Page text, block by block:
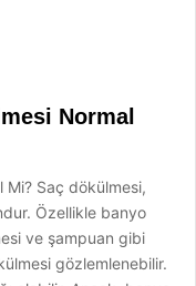
Normal
Mi? Saç dökülmesi,
Özellikle banyo
ve şampuan gibi
gözlemlenebilir.